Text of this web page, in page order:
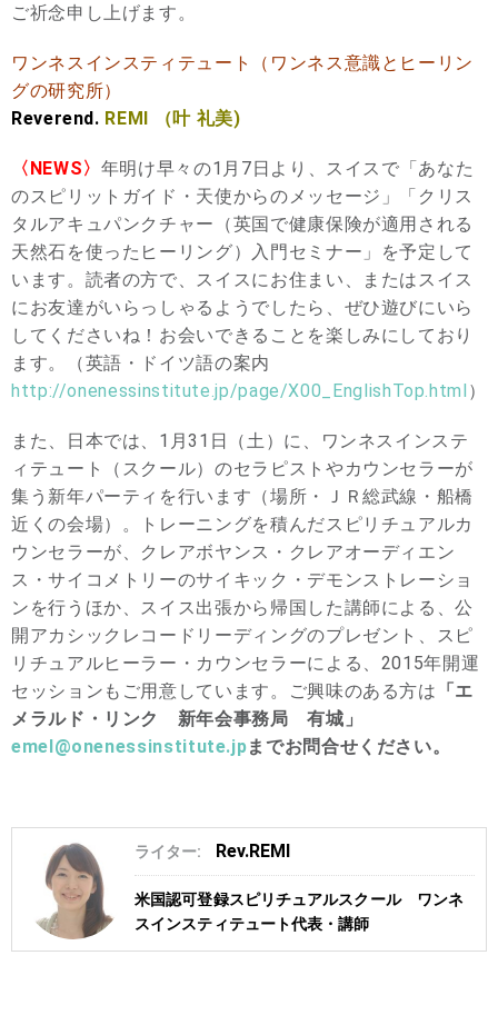
ご祈念申し上げます。
ワンネスインスティテュート（ワンネス意識とヒーリン
グの研究所）
Reverend. REMI （叶 礼美)
〈NEWS〉 年明け早々の1月7日より、スイスで「あなた
のスピリットガイド・天使からのメッセージ」「クリス
タルアキュパンクチャー（英国で健康保険が適用される
天然石を使ったヒーリング）入門セミナー」を予定して
います。読者の方で、スイスにお住まい、またはスイス
にお友達がいらっしゃるようでしたら、ぜひ遊びにいら
してくださいね！お会いできることを楽しみにしており
ます。（英語・ドイツ語の案内
http://onenessinstitute.jp/page/X00_EnglishTop.html ）
また、日本では、1月31日（土）に、ワンネスインステ
ィテュート（スクール）のセラピストやカウンセラーが
集う新年パーティを行います（場所・ＪＲ総武線・船橋
近くの会場）。トレーニングを積んだスピリチュアルカ
ウンセラーが、クレアボヤンス・クレアオーディエン
ス・サイコメトリーのサイキック・デモンストレーショ
ンを行うほか、スイス出張から帰国した講師による、公
開アカシックレコードリーディングのプレゼント、スピ
リチュアルヒーラー・カウンセラーによる、2015年開運
セッションもご用意しています。ご興味のある方は 「エ
メラルド・リンク 新年会事務局 有城」
emel@onenessinstitute.jpまでお問合せください。
ライター: Rev.REMI
米国認可登録スピリチュアルスクール ワンネ
スインスティテュート代表・講師